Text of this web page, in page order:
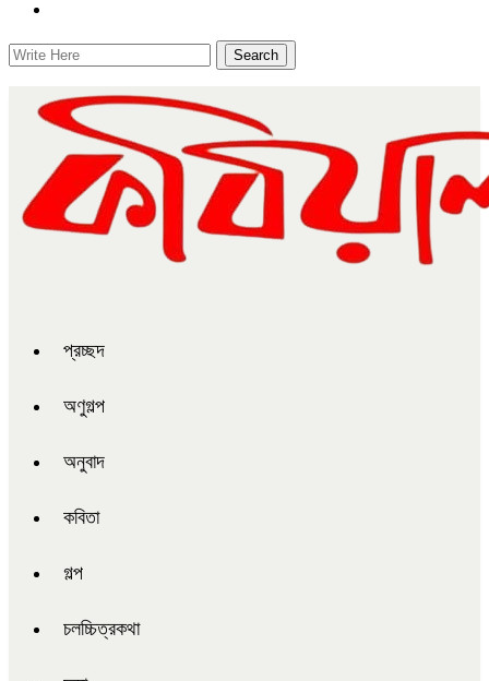
প্রচ্ছদ
অণুগল্প
অনুবাদ
কবিতা
গল্প
চলচ্চিত্রকথা